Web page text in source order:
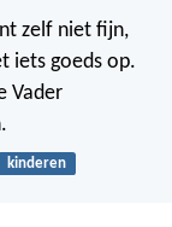
zelf niet fijn,
iets goeds op.
Vader
kinderen